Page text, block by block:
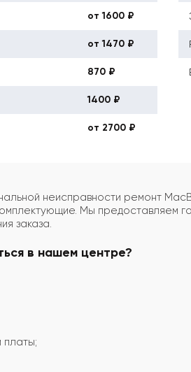
от 1600 ₽
от 1470 ₽
870 ₽
1400 ₽
от 2700 ₽
неисправности ремонт
Мы предоставляем
заказа.
в нашем центре?
платы;